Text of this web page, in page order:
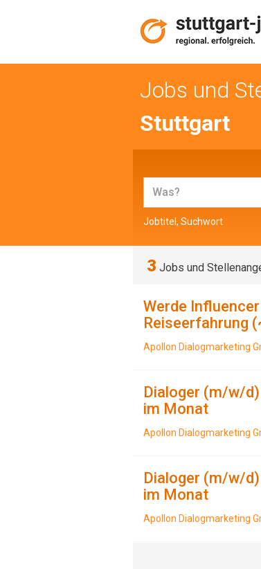
Jobs und
Stuttgart
Jobtitel, Suchwort
3 Jobs und
Werde
Reiseerfahrung
Apollon Dialogmarketing
Dialoger (m/w/
im Monat
Apollon Dialogmarketing
Dialoger (m/w/
im Monat
Apollon Dialogmarketing